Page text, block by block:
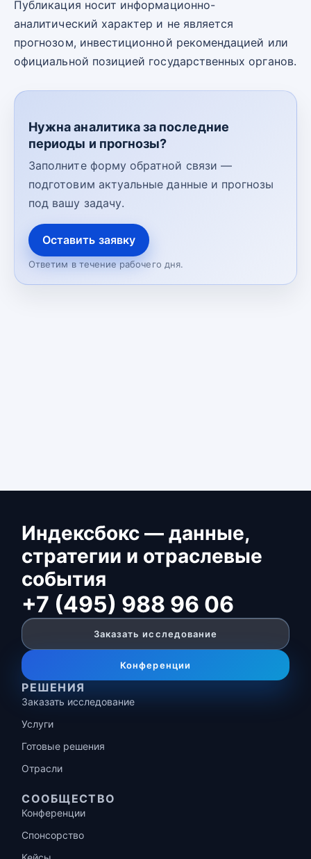
Публикация носит информационно-
аналитический характер и не является
прогнозом, инвестиционной рекомендацией или
официальной позицией государственных органов.
Нужна аналитика за последние
периоды и прогнозы?
Заполните форму обратной связи —
подготовим актуальные данные и прогнозы
под вашу задачу.
Оставить заявку
Ответим в течение рабочего дня.
Индексбокс — данные,
стратегии и отраслевые
события
+7 (495) 988 96 06
Заказать исследование
Конференции
РЕШЕНИЯ
Заказать исследование
Услуги
Готовые решения
Отрасли
СООБЩЕСТВО
Конференции
Спонсорство